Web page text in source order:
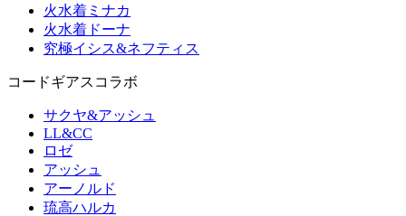
火水着ミナカ
火水着ドーナ
究極イシス&ネフティス
コードギアスコラボ
サクヤ&アッシュ
LL&CC
ロゼ
アッシュ
アーノルド
琉高ハルカ